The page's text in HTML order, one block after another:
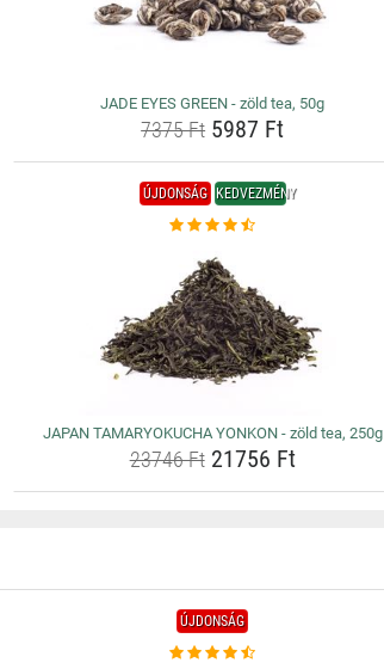
JADE EYES GREEN - zöld tea, 50g
7375 Ft 5987 Ft
ÚJDONSÁG KEDVEZMÉNY
JAPAN TAMARYOKUCHA YONKON - zöld tea, 250g
23746 Ft21756 Ft
ÚJDONSÁG